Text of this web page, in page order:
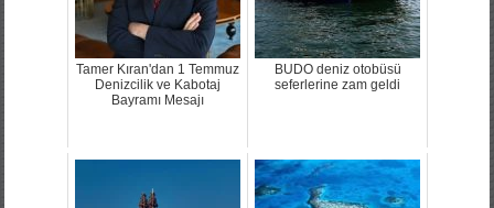
Tamer Kıran'dan 1 Temmuz
Denizcilik ve Kabotaj
Bayramı Mesajı
BUDO deniz otobüsü
seferlerine zam geldi